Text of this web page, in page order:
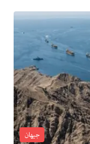
جیهان